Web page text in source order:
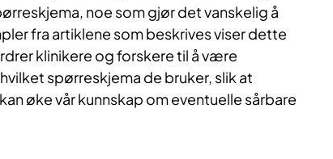
noe som gjør det vanskelig å
fra artiklene som beskrives viser dette
klinikere og forskere til å være
spørreskjema de bruker, slik at
øke vår kunnskap om eventuelle sårbare